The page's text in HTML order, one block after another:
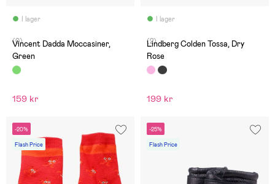
I lager
(0)
Vincent Dadda Moccasiner,
Green
159 kr
I lager
(2)
Lindberg Colden Tossa, Dry
Rose
199 kr
-20%
Flash Price
-25%
Flash Price